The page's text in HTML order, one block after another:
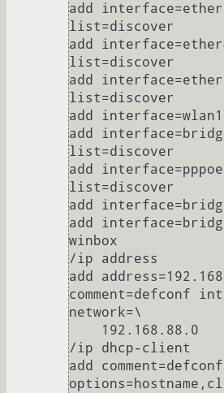
add
list=discover
add
list=discover
add
list=discover
add
add
list=discover
add
list=discover
add
add
winbox
/ip address
add
comment=defconf
network=\
/ip dhcp-client
add